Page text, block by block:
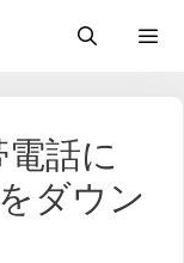
話に
ダウン